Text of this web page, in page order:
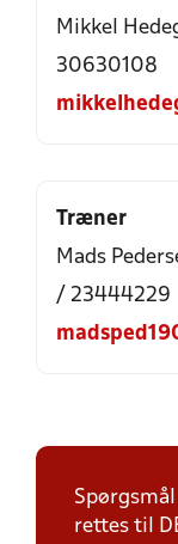
Mikkel
30630108
Træner
Mads
/ 23444229
rettes til